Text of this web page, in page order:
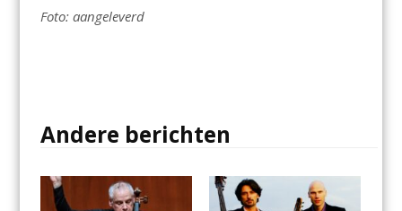
Foto: aangeleverd
Andere berichten